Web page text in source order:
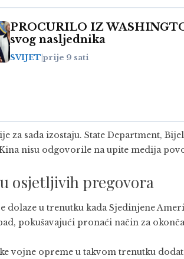
PROCURILO IZ
svog nasljednika
SVIJET prije 9 sati
za sada izostaju. State Department,
nisu odgovorile na upite medija
osjetljivih pregovora
dolaze u trenutku kadaSjedinjene
, pokušavajući pronaći način za
vojne opreme u takvom trenutku